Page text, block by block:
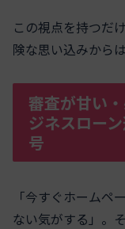
この視点を持つだ
険な思い込みから
審査が甘い
ジネスロー
号
「今すぐホームペ
ない気がする」。